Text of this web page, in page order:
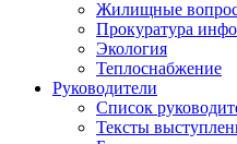
Жилищные
Прокуратура
Экология
Теплоснабжение
Руководители
Список
Тексты